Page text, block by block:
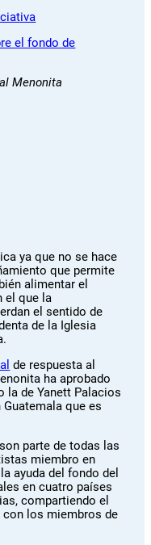
el fondo de
Menonita
ya que no se hace
que permite
alimentar el
el que la
el sentido de
de la Iglesia
de respuesta al
ha aprobado
la de Yanett Palacios
que es
parte de todas las
miembro en
ayuda del fondo del
en cuatro países
compartiendo el
con los miembros de